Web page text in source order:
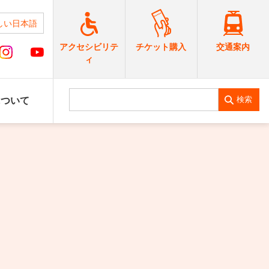
い日本語
アクセシビリテ
ィ
チケット購入 交通案内
いて 検索